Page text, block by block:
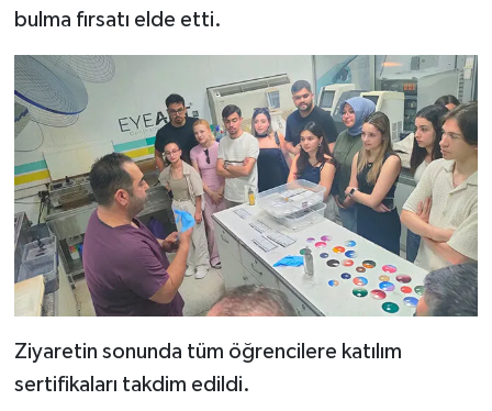
bulma fırsatı elde etti.
Ziyaretin sonunda tüm öğrencilere katılım
sertifikaları takdim edildi.